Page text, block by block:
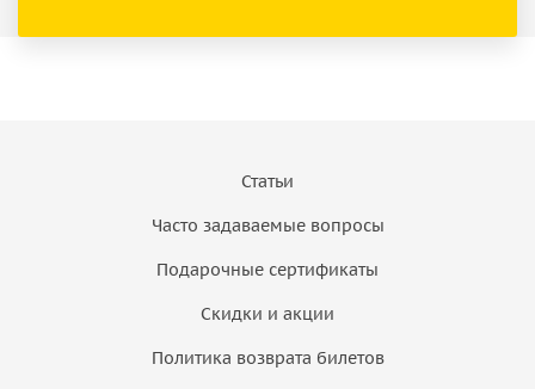
Статьи
Часто задаваемые вопросы
Подарочные сертификаты
Скидки и акции
Политика возврата билетов